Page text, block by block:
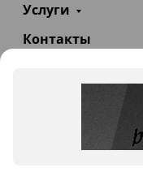
Услуги
Контакты
Пн—Сб 09:00 – 18:00